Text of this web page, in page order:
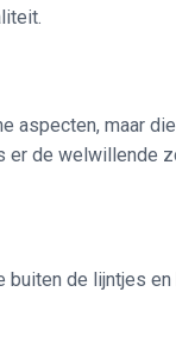
aspecten, maar
er de welwillende
buiten de lijntjes